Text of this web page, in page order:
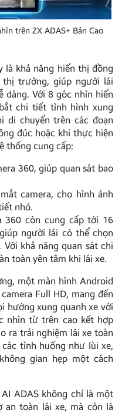
trên ZX ADAS+ Bản Cao
là khả năng hiển thị đồng
trường, giúp người lái
dàng. Với 8 góc nhìn hiển
chi tiết tình hình xung
di chuyển trên các đoạn
đúc hoặc khi thực hiện
thống cung cấp:
360, giúp quan sát bao
camera, cho hình ảnh
nhỏ.
360 còn cung cấp tới 16
người lái có thể chọn
khả năng quan sát chi
toàn yên tâm khi lái xe.
một màn hình Android
Full HD, mang đến
hướng xung quanh xe với
nhìn từ trên cao kết hợp
ra trải nghiệm lái xe toàn
tình huống như lùi xe,
gian hẹp một cách
ADAS không chỉ là một
toàn lái xe, mà còn là